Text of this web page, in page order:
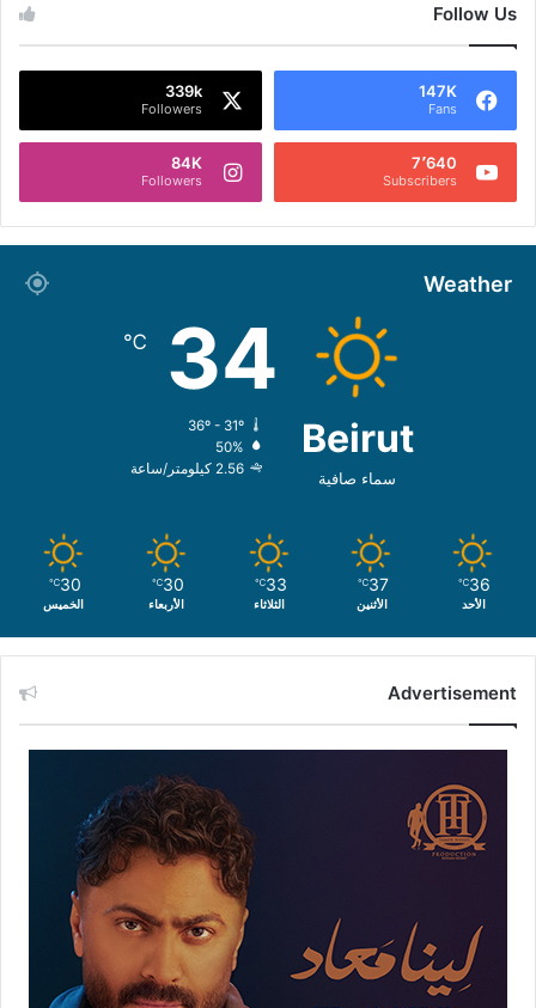
Follow Us
147K
Fans
339k
Followers
7٬640
Subscribers
84K
Followers
Weather
Beirut
سماء صافية
34
℃
36º - 31º
50%
2.56 كيلومتر/ساعة
36
℃
الأحد
37
℃
الأثنين
33
℃
الثلاثاء
30
℃
الأربعاء
30
℃
الخميس
Advertisement